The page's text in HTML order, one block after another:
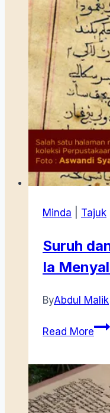
Minda Tajuk
Suruh
Ia
ByAbdul Malik
Read More
Ia